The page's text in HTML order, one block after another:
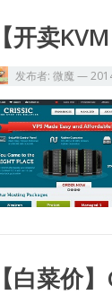
【开卖
发布者: 微魔 —
【白菜价